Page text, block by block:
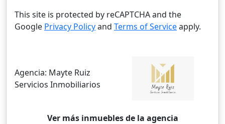
This site is protected by reCAPTCHA and the
Google Privacy Policyand Terms of Serviceapply.
Agencia: Mayte Ruiz
Servicios Inmobiliarios
Ver más inmuebles de la agencia